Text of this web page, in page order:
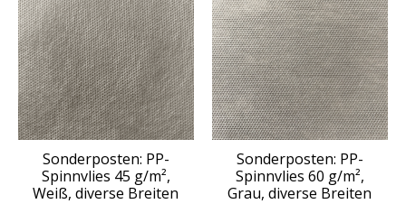
Sonderposten: PP-
Spinnvlies 45 g/m²,
Weiß, diverse Breiten
Sonderposten: PP-
Spinnvlies 60 g/m²,
Grau, diverse Breiten